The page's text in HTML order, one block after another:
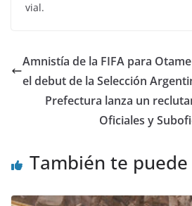
vial.
Amnistía de la FIFA para
el debut de la Selección
Prefectura lanza un
Oficiales y
También te